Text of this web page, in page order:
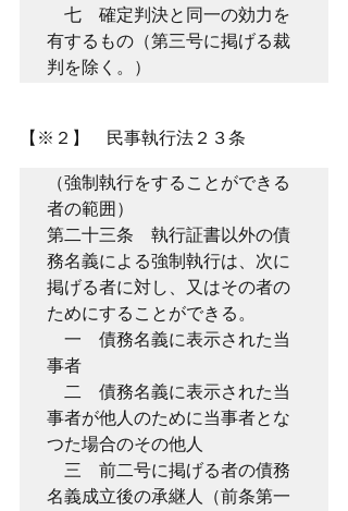
七　確定判決と同一の効力を
有するもの（第三号に掲げる裁
判を除く。）
【※２】　民事執行法２３条
（強制執行をすることができる
者の範囲）
第二十三条　執行証書以外の債
務名義による強制執行は、次に
掲げる者に対し、又はその者の
ためにすることができる。
一　債務名義に表示された当
事者
二　債務名義に表示された当
事者が他人のために当事者とな
つた場合のその他人
三　前二号に掲げる者の債務
名義成立後の承継人（前条第一